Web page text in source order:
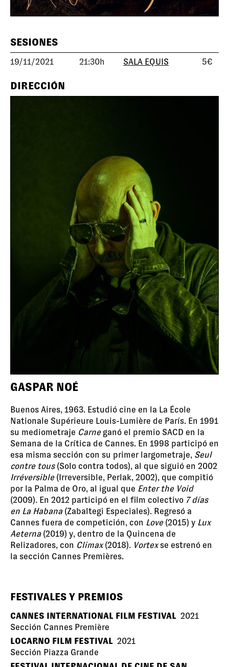
SESIONES
19/11/2021 21:30h SALA EQUIS 5€
DIRECCIÓN
GASPAR NOÉ
Buenos Aires, 1963. Estudió cine en la La École
Nationale Supérieure Louis-Lumière de París. En 1991
su mediometraje Carneganó el premio SACD en la
Semana de la Crítica de Cannes. En 1998 participó en
esa misma sección con su primer largometraje, Seul
contre tous(Solo contra todos), al que siguió en 2002
Irréversible(Irreversible, Perlak, 2002), que compitió
por la Palma de Oro, al igual que Enter the Void
(2009). En 2012 participó en el film colectivo 7 días
en La Habana(Zabaltegi Especiales). Regresó a
Cannes fuera de competición, con Love(2015) y Lux
Aeterna(2019) y, dentro de la Quincena de
Relizadores, con Climax(2018). Vortexse estrenó en
la sección Cannes Premières.
FESTIVALES Y PREMIOS
CANNES INTERNATIONAL FILM FESTIVAL 2021
Sección Cannes Première
LOCARNO FILM FESTIVAL 2021
Sección Piazza Grande